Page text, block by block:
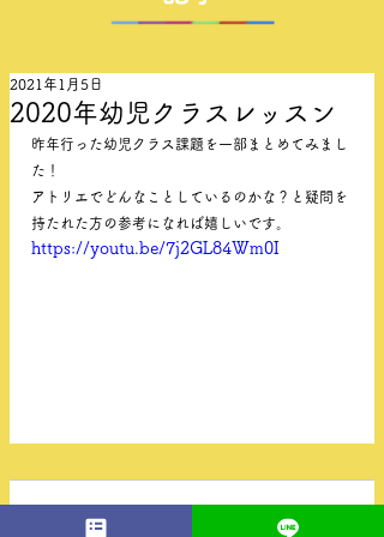
2020年幼児クラスレッスン
2021年1月5日
昨年行った幼児クラス課題を一部まとめてみまし
た！
アトリエでどんなことしているのかな？と疑問を
持たれた方の参考になれば嬉しいです。
https://youtu.be/7j2GL84Wm0I